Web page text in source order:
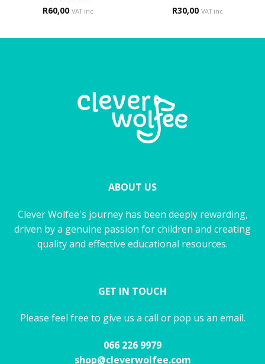
Rated 4
R60,00 VAT inc R30,00 VAT inc
ABOUT US
Clever Wolfee's journey has been deeply rewarding,
driven by a genuine passion for children and creating
quality and effective educational resources.
GET IN TOUCH
Please feel free to give us a call or pop us an email.
066 226 9979
shop@cleverwolfee.com